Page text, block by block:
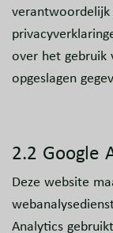
verantwoordelijk
over het gebruik
opgeslagen
2.2 Google
Deze website
Analytics